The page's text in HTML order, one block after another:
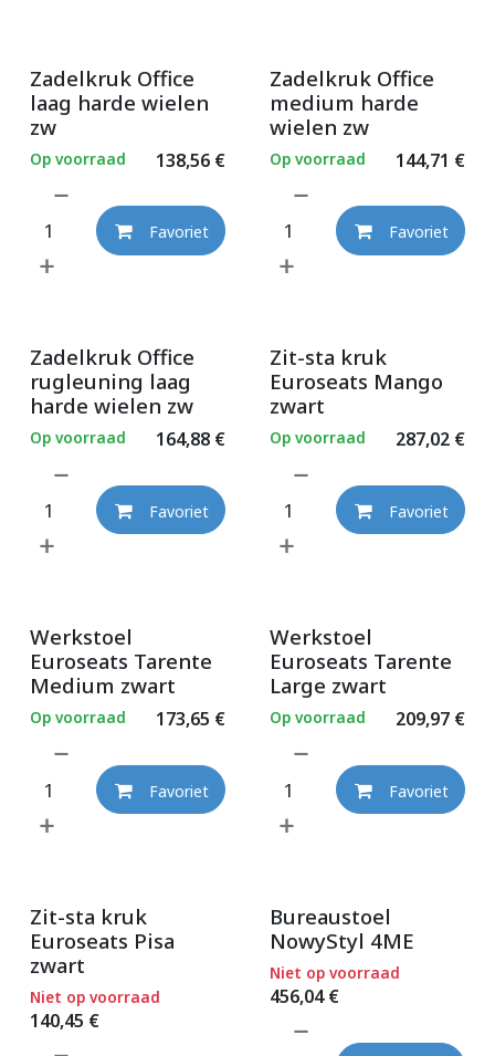
Zadelkruk Office
laag harde wielen
zw
138,56€
Op voorraad
Favoriet
Zadelkruk Office
medium harde
wielen zw
144,71 €
Op voorraad
Favoriet
Zadelkruk Office
rugleuning laag
harde wielen zw
164,88€
Op voorraad
Favoriet
Zit-sta kruk
Euroseats Mango
zwart
287,02€
Op voorraad
Favoriet
Werkstoel
Euroseats Tarente
Medium zwart
173,65 €
Op voorraad
Favoriet
Werkstoel
Euroseats Tarente
Large zwart
209,97€
Op voorraad
Favoriet
Zit-sta kruk
Euroseats Pisa
zwart
140,45 €
Niet op voorraad
Bureaustoel
NowyStyl 4ME
456,04€
Niet op voorraad